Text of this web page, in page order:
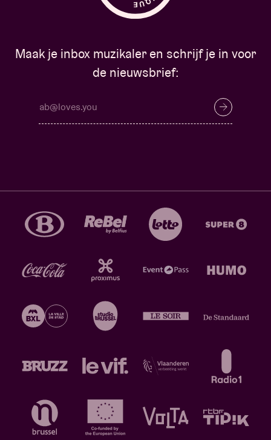
Maak je inbox muzikaler en schrijf je in voor
de nieuwsbrief: